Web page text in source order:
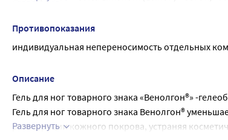
Противопоказания
индивидуальная непереносимость отдельных
Описание
Гель для ног товарного знака «Венолгон®» -
Гель для ног товарного знака Венолгон®
регенерации кожного покрова, устраняя
Развернуть